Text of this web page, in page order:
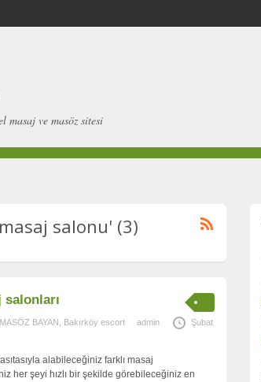
masaj ve masöz sitesi
salonu' (3)
salonları
BAYAN Bakırköy escort admin
Şubat
alabileceğiniz farklı masaj
her şeyi hızlı bir şekilde görebileceğiniz en